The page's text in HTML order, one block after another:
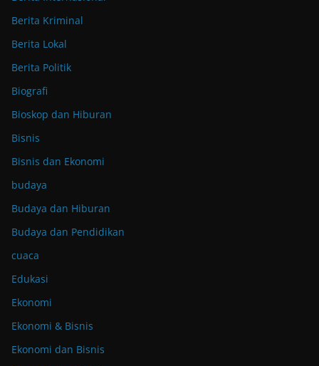
Berita Kriminal
Berita Lokal
Berita Politik
Biografi
Bioskop dan Hiburan
Bisnis
Bisnis dan Ekonomi
budaya
Budaya dan Hiburan
Budaya dan Pendidikan
cuaca
Edukasi
Ekonomi
Ekonomi & Bisnis
Ekonomi dan Bisnis